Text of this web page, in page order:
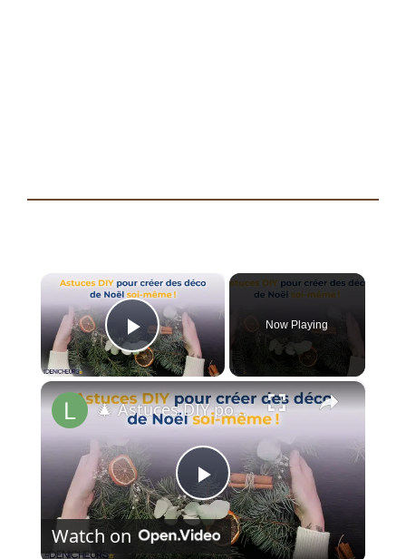
×
Play Video
Now Playing
×
P
🎄 Astuces DIY pour créer des décos de Noël soi-même !
Watch on